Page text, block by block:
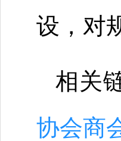
设，对
相关
协会商